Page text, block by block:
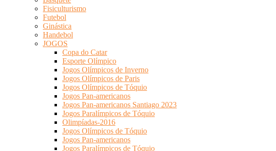
Fisiculturismo
Futebol
Ginástica
Handebol
JOGOS
Copa do Catar
Esporte Olímpico
Jogos Olímpicos de Inverno
Jogos Olímpicos de Paris
Jogos Olímpicos de Tóquio
Jogos Pan-americanos
Jogos Pan-americanos Santiago 2023
Jogos Paralímpicos de Tóquio
Olimpíadas-2016
Jogos Olímpicos de Tóquio
Jogos Pan-americanos
Jogos Paralímpicos de Tóquio